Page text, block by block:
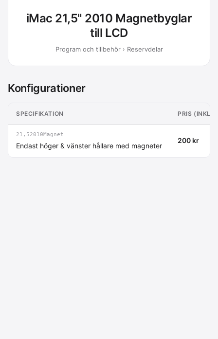
iMac 21,5" 2010 Magnetbyglar
till LCD
Program och tillbehör › Reservdelar
Konfigurationer
SPECIFIKATION PRIS (INKL
21,52010Magnet
Endast höger & vänster hållare med magneter
200 kr